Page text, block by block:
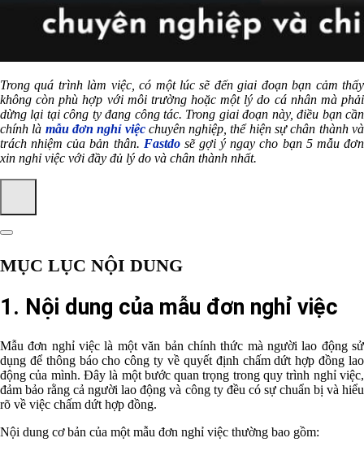
Trong quá trình làm việc, có một lúc sẽ đến giai đoạn bạn cảm thấy
không còn phù hợp với môi trường hoặc một lý do cá nhân mà phải
dừng lại tại công ty đang công tác. Trong giai đoạn này, điều bạn cần
chính là mẫu đơn nghỉ việcchuyên nghiệp, thể hiện sự chân thành và
trách nhiệm của bản thân. Fastdosẽ gợi ý ngay cho bạn 5 mẫu đơn
xin nghỉ việc với đầy đủ lý do và chân thành nhất.
MỤC LỤC NỘI DUNG
1. Nội dung của mẫu đơn nghỉ việc
Mẫu đơn nghỉ việc là một văn bản chính thức mà người lao động sử
dụng để thông báo cho công ty về quyết định chấm dứt hợp đồng lao
động của mình. Đây là một bước quan trọng trong quy trình nghỉ việc,
đảm bảo rằng cả người lao động và công ty đều có sự chuẩn bị và hiểu
rõ về việc chấm dứt hợp đồng.
Nội dung cơ bản của một mẫu đơn nghỉ việc thường bao gồm: